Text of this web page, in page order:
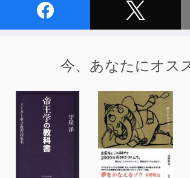
ビス産業で、彼らは日々、一般の日本人
本！（従来の日本語教材は工場やオフィ
外国人にとっても「安心と自信が得られ
本書では、まず接客の心構えや敬語の基
え、それから業種やシーン別にユニット
学習していく。
各ユニットでは、付属の音声とともに、
と口をフルに使いながらどんどん練習。
今、あなたにオス